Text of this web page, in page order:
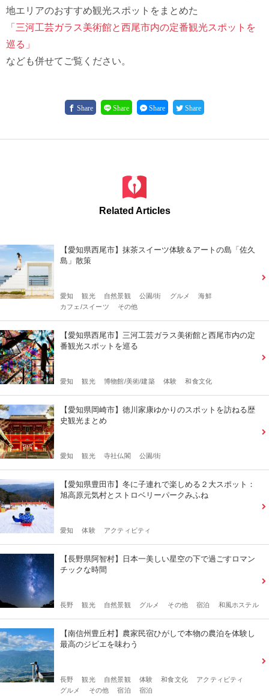
地エリアのおすすめ観光スポットをまとめた
「三河工芸ガラス美術館と西尾市内の定番観光スポットを
巡る」
なども併せてご覧ください。
Share Share Share Share
Related Articles
【愛知県西尾市】抹茶スイーツ体験＆アートの島「佐久
島」散策
愛知 観光 自然景観 公園/街 グルメ
海鮮
カフェ/スイーツ
その他
【愛知県西尾市】三河工芸ガラス美術館と西尾市内の定
番観光スポットを巡る
愛知 観光 博物館/美術/建築 体験 和食文化
【愛知県岡崎市】徳川家康ゆかりのスポットを訪ねる歴
史観光まとめ
愛知 観光 寺社仏閣 公園/街
【愛知県豊田市】冬に子連れで楽しめる２大スポット：
旭高原元気村とストロベリーパークみふね
愛知 体験 アクティビティ
【長野県阿智村】日本一美しい星空の下で過ごすロマン
チックな時間
長野 観光 自然景観 グルメ その他 宿泊 和風ホステル
【南信州豊丘村】農家民宿ひがしで本物の農泊を体験し
最高のジビエを味わう
長野 観光 自然景観 体験 和食文化
アクティビティ
グルメ
その他 宿泊 宿泊